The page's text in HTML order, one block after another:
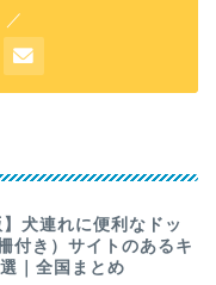
】犬連れに便利なドッ
付き）サイトのあるキ
｜全国まとめ